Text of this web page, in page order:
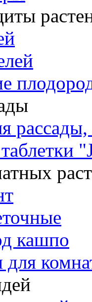
рассады,
кашпо
для